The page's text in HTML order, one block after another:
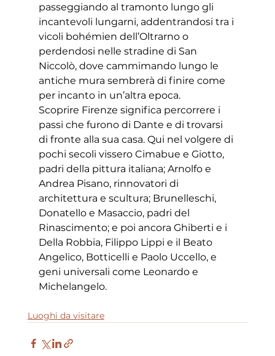
passeggiando al tramonto lungo gli
incantevoli lungarni, addentrandosi tra i
vicoli bohémien dell’Oltrarno o
perdendosi nelle stradine di San
Niccolò, dove cammimando lungo le
antiche mura sembrerà di finire come
per incanto in un’altra epoca.
Scoprire Firenze significa percorrere i
passi che furono di Dante e di trovarsi
di fronte alla sua casa. Qui nel volgere di
pochi secoli vissero Cimabue e Giotto,
padri della pittura italiana; Arnolfo e
Andrea Pisano, rinnovatori di
architettura e scultura; Brunelleschi,
Donatello e Masaccio, padri del
Rinascimento; e poi ancora Ghiberti e i
Della Robbia, Filippo Lippi e il Beato
Angelico, Botticelli e Paolo Uccello, e
geni universali come Leonardo e
Michelangelo.
Luoghi da visitare